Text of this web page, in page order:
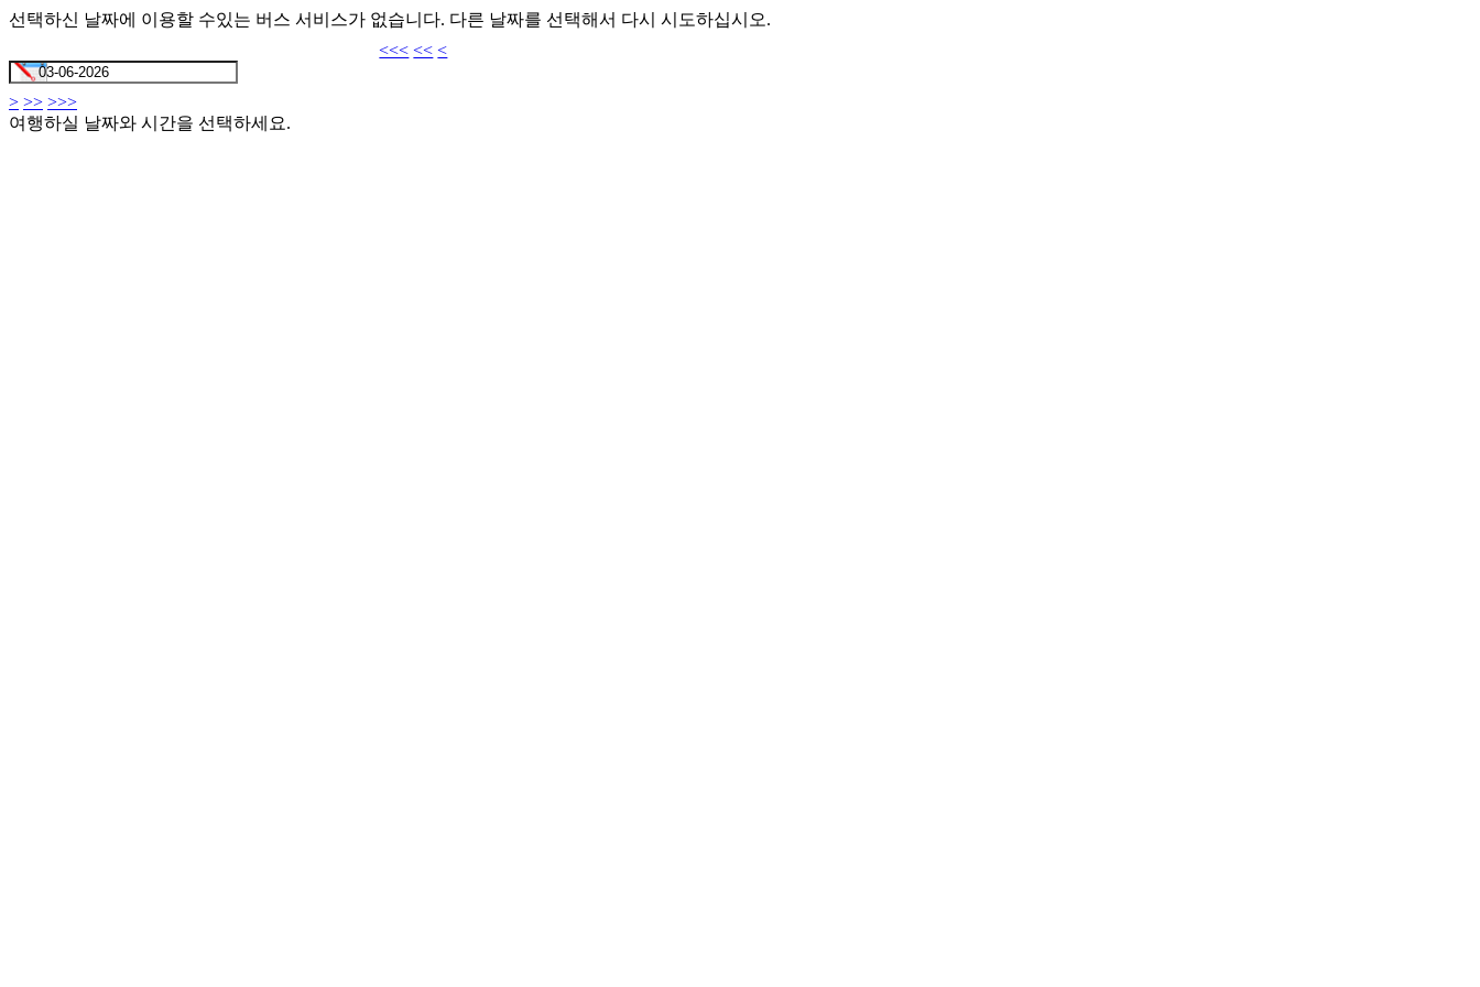
선택하신 날짜에 이용할 수있는 버스 서비스가 없습니다. 다른 날짜를 선택해서 다시 시도하십시오.
<<< << <
> >> >>>
여행하실 날짜와 시간을 선택하세요.